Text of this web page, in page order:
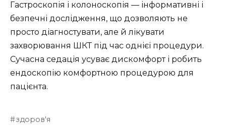
Гастроскопія і колоноскопія — інформативні і
безпечні дослідження, що дозволяють не
просто діагностувати, але й лікувати
захворювання ШКТ під час однієї процедури.
Сучасна седація усуває дискомфорт і робить
ендоскопію комфортною процедурою для
пацієнта.
здоров'я